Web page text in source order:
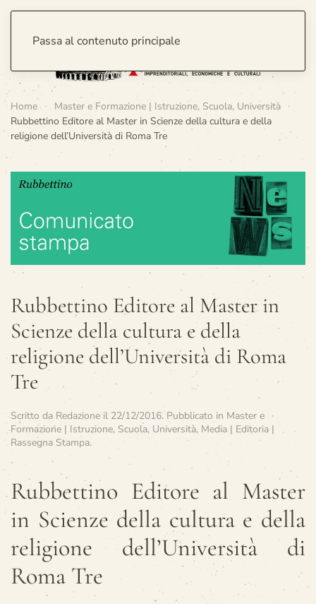
Passa al contenuto principale
Home
Master e Formazione | Istruzione, Scuola, Università
Rubbettino Editore al Master in Scienze della cultura e della
religione dell’Università di Roma Tre
Rubbettino Editore al Master in
Scienze della cultura e della
religione dell’Università di Roma
Tre
Scritto da Redazione il 22/12/2016. Pubblicato in Master e
Formazione | Istruzione, Scuola, Università, Media | Editoria |
Rassegna Stampa.
Rubbettino Editore al Master
in Scienze della cultura e della
religione dell’Università di
Roma Tre